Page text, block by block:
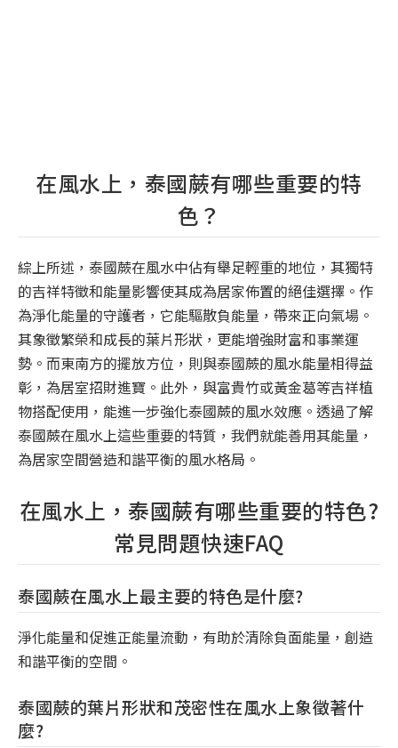
在風水上，泰國蕨有哪些重要的特
色？
綜上所述，泰國蕨在風水中佔有舉足輕重的地位，其獨特
的吉祥特徵和能量影響使其成為居家佈置的絕佳選擇。作
為淨化能量的守護者，它能驅散負能量，帶來正向氣場。
其象徵繁榮和成長的葉片形狀，更能增強財富和事業運
勢。而東南方的擺放方位，則與泰國蕨的風水能量相得益
彰，為居室招財進寶。此外，與富貴竹或黃金葛等吉祥植
物搭配使用，能進一步強化泰國蕨的風水效應。透過了解
泰國蕨在風水上這些重要的特質，我們就能善用其能量，
為居家空間營造和諧平衡的風水格局。
在風水上，泰國蕨有哪些重要的特色?
常見問題快速FAQ
泰國蕨在風水上最主要的特色是什麼?
淨化能量和促進正能量流動，有助於清除負面能量，創造
和諧平衡的空間。
泰國蕨的葉片形狀和茂密性在風水上象徵著什
麼?